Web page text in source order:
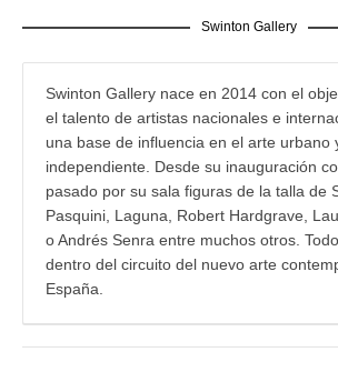
Swinton Gallery
Swinton Gallery nace en 2014 con el
el talento de artistas nacionales e
una base de influencia en el arte urbano
independiente. Desde su inauguración
pasado por su sala figuras de la talla de
Pasquini, Laguna, Robert Hardgrave,
o Andrés Senra entre muchos otros.
dentro del circuito del nuevo arte
España.